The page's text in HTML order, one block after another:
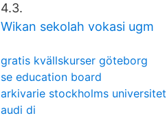
4.3.
Wikan sekolah vokasi ugm
gratis kvällskurser göteborg
se education board
arkivarie stockholms universitet
audi di